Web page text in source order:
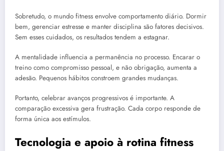
Sobretudo, o mundo fitness envolve comportamento diário. Dormir
bem, gerenciar estresse e manter disciplina são fatores decisivos.
Sem esses cuidados, os resultados tendem a estagnar.
A mentalidade influencia a permanência no processo. Encarar o
treino como compromisso pessoal, e não obrigação, aumenta a
adesão. Pequenos hábitos constroem grandes mudanças.
Portanto, celebrar avanços progressivos é importante. A
comparação excessiva gera frustração. Cada corpo responde de
forma única aos estímulos.
Tecnologia e apoio à rotina fitness